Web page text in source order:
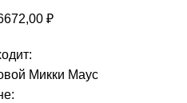
₽
Микки Маус